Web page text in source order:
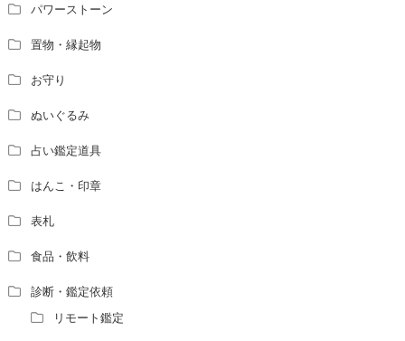
パワーストーン
置物・縁起物
お守り
ぬいぐるみ
占い鑑定道具
はんこ・印章
表札
食品・飲料
診断・鑑定依頼
リモート鑑定